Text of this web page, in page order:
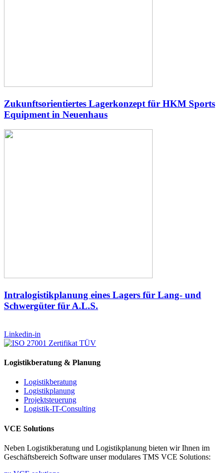
Zukunftsorientiertes Lagerkonzept für HKM Sports
Equipment in Neuenhaus
Intralogistikplanung eines Lagers für Lang- und
Schwergüter für A.L.S.
Linkedin-in
Logistikberatung & Planung
Logistikberatung
Logistikplanung
Projektsteuerung
Logistik-IT-Consulting
VCE Solutions
Neben Logistikberatung und Logistikplanung bieten wir Ihnen im
Geschäftsbereich Software unser modulares TMS VCE Solutions: